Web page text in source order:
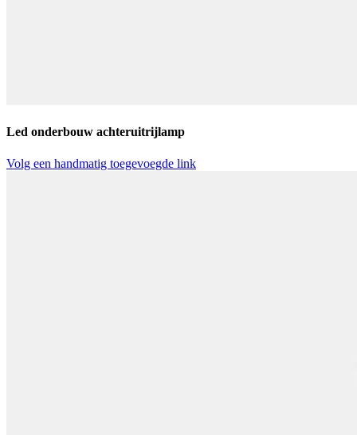
Led onderbouw achteruitrijlamp
Volg een handmatig toegevoegde link